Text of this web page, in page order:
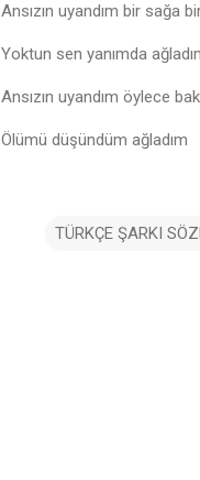
Ansızın uyandım bir sağa
Yoktun sen yanımda
Ansızın uyandım öylece
Ölümü düşündüm ağladım
TÜRKÇE ŞARKI